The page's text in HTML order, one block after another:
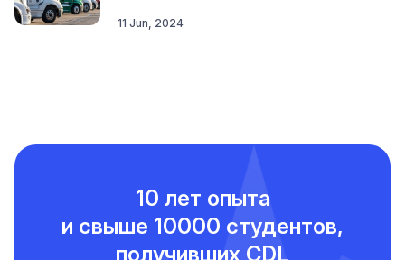
11 Jun, 2024
10 лет опыта
и свыше 10000 студентов,
получивших CDL